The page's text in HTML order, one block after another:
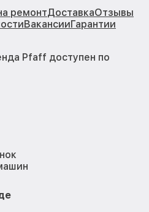
ремонтДоставкаОтзывы
ВакансииГарантии
Pfaff доступен по